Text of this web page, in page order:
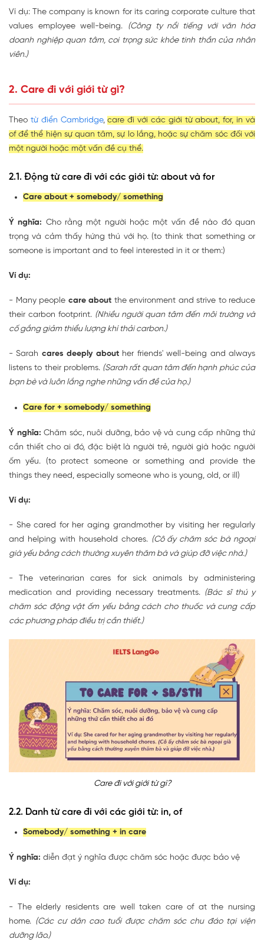
Ví dụ: The company is known for its caring corporate culture that
values employee well-being. (Công ty nổi tiếng với văn hóa
doanh nghiệp quan tâm, coi trọng sức khỏe tinh thần của nhân
viên.)
2. Care đi với giới từ gì?
Theo từ điển Cambridge,care đi với các giới từ about, for, in và
of để thể hiện sự quan tâm, sự lo lắng, hoặc sự chăm sóc đối với
một người hoặc một vấn đề cụ thể.
2.1. Động từ care đi với các giới từ: about và for
Care about + somebody/ something
Ý nghĩa: Cho rằng một người hoặc một vấn đề nào đó quan
trọng và cảm thấy hứng thú với họ. (to think that something or
someone is important and to feel interested in it or them:)
Ví dụ:
- Many people care about the environment and strive to reduce
their carbon footprint. (Nhiều người quan tâm đến môi trường và
cố gắng giảm thiểu lượng khí thải carbon.)
- Sarah cares deeply about her friends' well-being and always
listens to their problems. (Sarah rất quan tâm đến hạnh phúc của
bạn bè và luôn lắng nghe những vấn đề của họ.)
Care for + somebody/ something
Ý nghĩa: Chăm sóc, nuôi dưỡng, bảo vệ và cung cấp những thứ
cần thiết cho ai đó, đặc biệt là người trẻ, người già hoặc người
ốm yếu. (to protect someone or something and provide the
things they need, especially someone who is young, old, or ill)
Ví dụ:
- She cared for her aging grandmother by visiting her regularly
and helping with household chores. (Cô ấy chăm sóc bà ngoại
già yếu bằng cách thường xuyên thăm bà và giúp đỡ việc nhà.)
- The veterinarian cares for sick animals by administering
medication and providing necessary treatments. (Bác sĩ thú y
chăm sóc động vật ốm yếu bằng cách cho thuốc và cung cấp
các phương pháp điều trị cần thiết.)
Care đi với giới từ gì?
2.2. Danh từ care đi với các giới từ: in, of
Somebody/ something + in care
Ý nghĩa: diễn đạt ý nghĩa được chăm sóc hoặc được bảo vệ
Ví dụ:
- The elderly residents are well taken care of at the nursing
home. (Các cư dân cao tuổi được chăm sóc chu đáo tại viện
dưỡng lão.)